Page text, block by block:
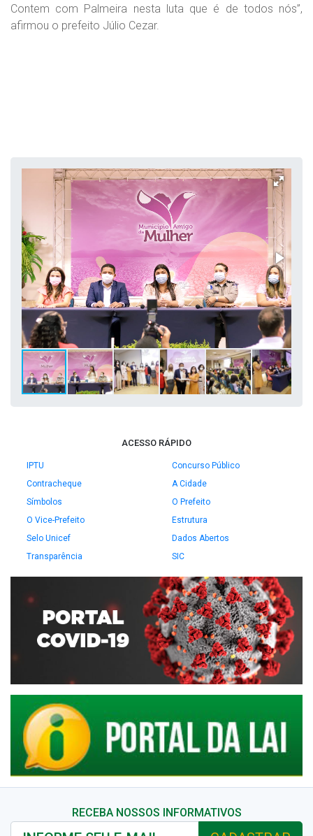
Contem com Palmeira nesta luta que é de todos nós”,
afirmou o prefeito Júlio Cezar.
ACESSO RÁPIDO
IPTU
Concurso Público
Contracheque
A Cidade
Símbolos
O Prefeito
O Vice-Prefeito
Estrutura
Selo Unicef
Dados Abertos
Transparência
SIC
RECEBA NOSSOS INFORMATIVOS